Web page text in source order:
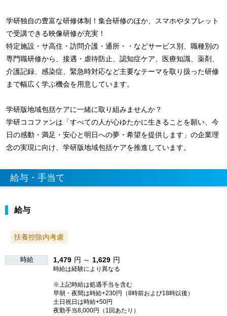
学研独自の豊富な研修体制！集合研修のほか、スマホやタブレット
で受講できる映像研修が充実！
特定施設・サ高住・訪問介護・通所・・などサービス別、職種別の
専門職研修から、接遇・虐待防止、認知症ケア、医療知識、薬剤、
介護記録、感染症、緊急時対応など主要なテーマを取り扱った研修
まで幅広く学ぶ機会を用意しています。
学研版地域包括ケアに一緒に取り組みませんか？
学研ココファンは「すべての人が心ゆたかに生きることを願い、今
日の感動・満足・安心と明日への夢・希望を提供します」の企業理
念の実現に向け、学研版地域包括ケアを推進しています。
給与・手当て
給与
扶養控除内考慮
時給 1,479 円 ～ 1,629 円
時給は経験により異なる
※上記時給は処遇手当を含む
早朝・夜間は時給+230円（8時前および18時以後）
土日祝日は時給+50円
夜勤手当8,000円（1回あたり）